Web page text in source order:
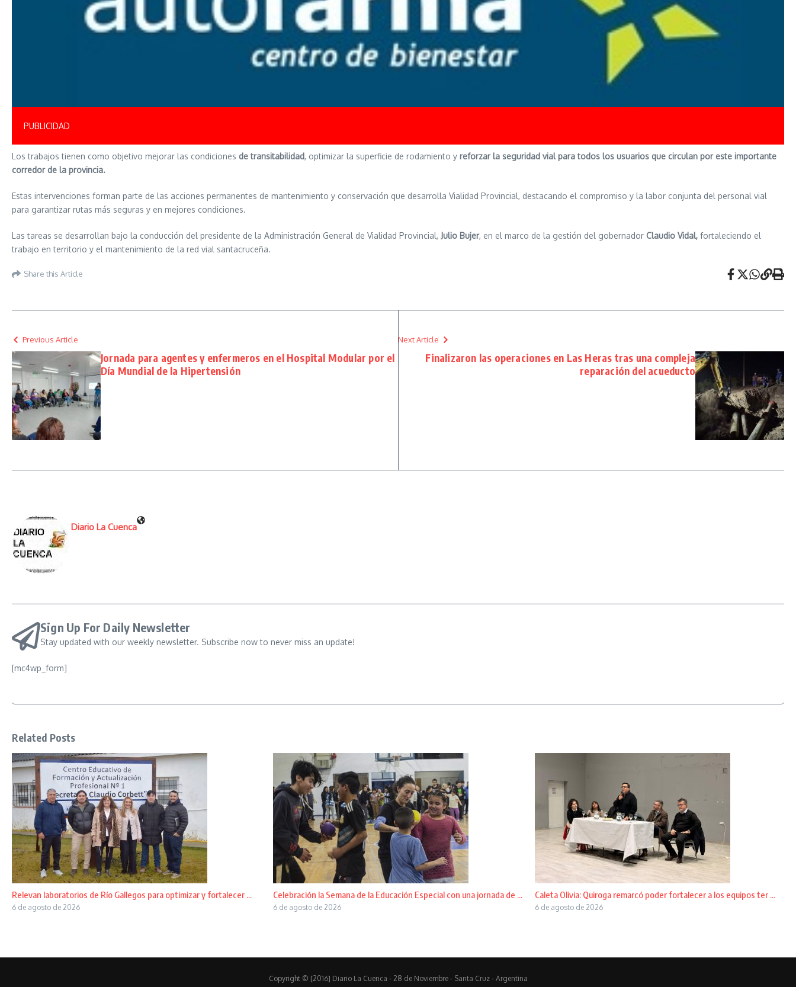
PUBLICIDAD
Los trabajos tienen como objetivo mejorar las condiciones de transitabilidad, optimizar la superficie de rodamiento y reforzar la seguridad vial para todos los usuarios que circulan por este importante
corredor de la provincia.
Estas intervenciones forman parte de las acciones permanentes de mantenimiento y conservación que desarrolla Vialidad Provincial, destacando el compromiso y la labor conjunta del personal vial
para garantizar rutas más seguras y en mejores condiciones.
Las tareas se desarrollan bajo la conducción del presidente de la Administración General de Vialidad Provincial, Julio Bujer, en el marco de la gestión del gobernador Claudio Vidal, fortaleciendo el
trabajo en territorio y el mantenimiento de la red vial santacruceña.
Share this Article
Previous Article
Jornada para agentes y enfermeros en el Hospital Modular por el
Día Mundial de la Hipertensión
Next Article
Finalizaron las operaciones en Las Heras tras una compleja
reparación del acueducto
Diario La Cuenca
Sign Up For Daily Newsletter
Stay updated with our weekly newsletter. Subscribe now to never miss an update!
[mc4wp_form]
Related Posts
Relevan laboratorios de Río Gallegos para optimizar y fortalecer ...
6 de agosto de 2026
Celebración la Semana de la Educación Especial con una jornada de ...
6 de agosto de 2026
Caleta Olivia: Quiroga remarcó poder fortalecer a los equipos ter ...
6 de agosto de 2026
Copyright © [2016] Diario La Cuenca - 28 de Noviembre - Santa Cruz - Argentina